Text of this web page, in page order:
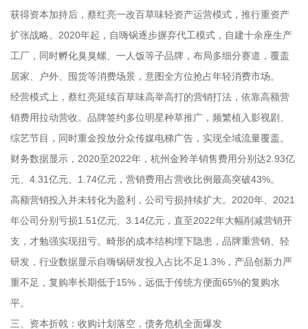
获得资本加持后，蔡红亮一改百草味轻资产运营模式，推行重资产
扩张战略。2020年起，自嗨锅逐步摒弃代工模式，自建十余座生产
工厂，同时孵化臭臭螺、一人饭等子品牌，布局多细分赛道，覆盖
居家、户外、囤货等消费场景，意图全方位抢占年轻消费市场。
经营模式上，蔡红亮延续百草味高举高打的营销打法，依靠高额营
销费用拉动营收。品牌签约多位明星种草推广，频繁植入影视剧、
综艺节目，同时重金投放分众传媒电梯广告，实现全域流量覆盖。
财务数据显示，2020至2022年，杭州金羚羊销售费用分别达2.93亿
元、4.31亿元、1.74亿元，营销费用占营收比例最高突破43%。
高额营销投入并未转化为盈利，公司亏损持续扩大。2020年、2021
年公司分别亏损1.51亿元、3.14亿元，直至2022年大幅削减营销开
支，才勉强实现扭亏。畸形的成本结构埋下隐患，品牌重营销、轻
研发，行业数据显示自嗨锅研发投入占比不足1.3%，产品创新力严
重不足，复购率长期低于15%，远低于传统方便面65%的复购水
平。
三、资本折戟：收购计划落空，债务危机全面爆发